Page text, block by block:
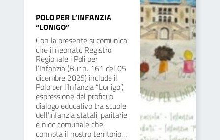
POLO PER L’INFANZIA
“LONIGO”
Con la presente si comunica
che il neonato Registro
Regionale i Poli per
l’Infanzia (Bur n. 161 del 05
dicembre 2025) include il
Polo per l’Infanzia “Lonigo”,
espressione del proficuo
dialogo educativo tra scuole
dell’infanzia statali, paritarie
e nido comunale che
connota il nostro territorio…